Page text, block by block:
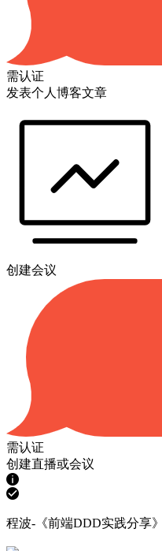
需认证
发表个人博客文章
创建会议
需认证
创建直播或会议
程波-《前端DDD实践分享》